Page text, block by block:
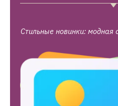
Стильные новинки: модная